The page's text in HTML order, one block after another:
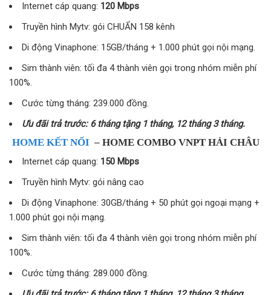
Internet cáp quang: 120 Mbps
Truyền hình Mytv: gói CHUẨN 158 kênh
Di động Vinaphone: 15GB/tháng + 1.000 phút gọi nội mạng.
Sim thành viên: tối đa 4 thành viên gọi trong nhóm miễn phí
100%.
Cước từng tháng: 239.000 đồng.
Ưu đãi trả trước: 6 tháng tặng 1 tháng, 12 tháng 3 tháng.
HOME KẾT NỐI – HOME COMBO VNPT HẢI CHÂU
Internet cáp quang: 150 Mbps
Truyền hình Mytv: gói nâng cao
Di động Vinaphone: 30GB/tháng + 50 phút gọi ngoại mạng +
1.000 phút gọi nội mạng.
Sim thành viên: tối đa 4 thành viên gọi trong nhóm miễn phí
100%.
Cước từng tháng: 289.000 đồng.